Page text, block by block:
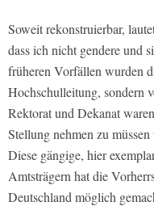
Soweit rekonstruierbar,
dass ich nicht gendere und
früheren Vorfällen wurden
Hochschulleitung, sondern
Rektorat und Dekanat
Stellung nehmen zu
Diese gängige, hier
Amtsträgern hat die
Deutschland möglich